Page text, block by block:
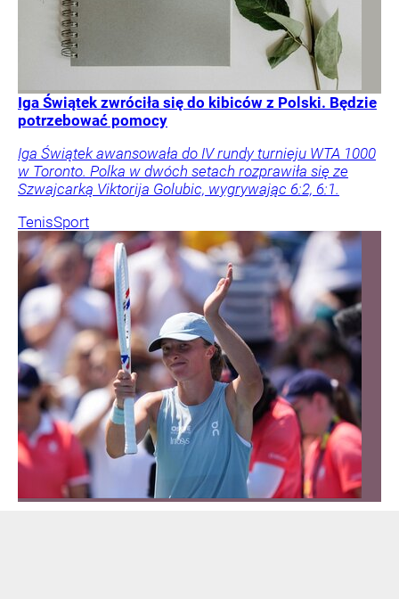
Iga Świątek zwróciła się do kibiców z Polski. Będzie
potrzebować pomocy
Iga Świątek awansowała do IV rundy turnieju WTA 1000
w Toronto. Polka w dwóch setach rozprawiła się ze
Szwajcarką Viktorija Golubic, wygrywając 6:2, 6:1.
TenisSport